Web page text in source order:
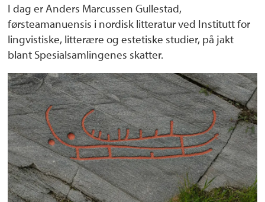
I dag er Anders Marcussen Gullestad,
førsteamanuensis i nordisk litteratur ved Institutt for
lingvistiske, litterære og estetiske studier, på jakt
blant Spesialsamlingenes skatter.